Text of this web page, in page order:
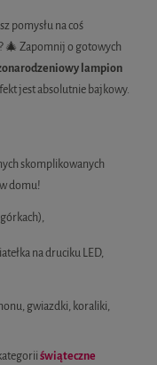
pomysłu na coś
🎄 Zapomnij o gotowych
lampion
jest absolutnie bajkowy.
skomplikowanych
domu!
na druciku LED,
gwiazdki, koraliki,
świąteczne